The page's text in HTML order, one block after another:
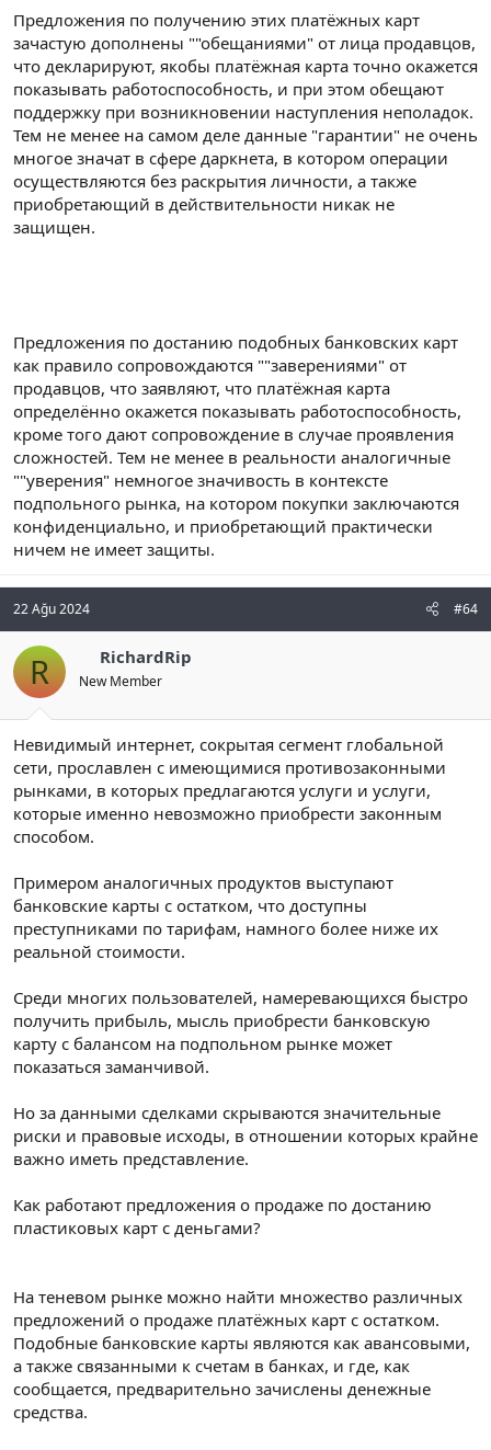
Предложения по получению этих платёжных карт
зачастую дополнены ""обещаниями" от лица продавцов,
что декларируют, якобы платёжная карта точно окажется
показывать работоспособность, и при этом обещают
поддержку при возникновении наступления неполадок.
Тем не менее на самом деле данные "гарантии" не очень
многое значат в сфере даркнета, в котором операции
осуществляются без раскрытия личности, а также
приобретающий в действительности никак не
защищен.
Предложения по достанию подобных банковских карт
как правило сопровождаются ""заверениями" от
продавцов, что заявляют, что платёжная карта
определённо окажется показывать работоспособность,
кроме того дают сопровождение в случае проявления
сложностей. Тем не менее в реальности аналогичные
""уверения" немногое значивость в контексте
подпольного рынка, на котором покупки заключаются
конфиденциально, и приобретающий практически
ничем не имеет защиты.
22 Ağu 2024 #64
R RichardRip
New Member
Невидимый интернет, сокрытая сегмент глобальной
сети, прославлен с имеющимися противозаконными
рынками, в которых предлагаются услуги и услуги,
которые именно невозможно приобрести законным
способом.
Примером аналогичных продуктов выступают
банковские карты с остатком, что доступны
преступниками по тарифам, намного более ниже их
реальной стоимости.
Среди многих пользователей, намеревающихся быстро
получить прибыль, мысль приобрести банковскую
карту с балансом на подпольном рынке может
показаться заманчивой.
Но за данными сделками скрываются значительные
риски и правовые исходы, в отношении которых крайне
важно иметь представление.
Как работают предложения о продаже по достанию
пластиковых карт с деньгами?
На теневом рынке можно найти множество различных
предложений о продаже платёжных карт с остатком.
Подобные банковские карты являются как авансовыми,
а также связанными к счетам в банках, и где, как
сообщается, предварительно зачислены денежные
средства.